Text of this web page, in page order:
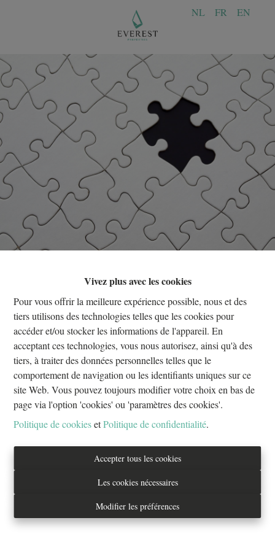
Vivez plus avec les cookies
Pour vous offrir la meilleure expérience possible, nous et des
tiers utilisons des technologies telles que les cookies pour
accéder et/ou stocker les informations de l'appareil. En
acceptant ces technologies, vous nous autorisez, ainsi qu'à des
tiers, à traiter des données personnelles telles que le
comportement de navigation ou les identifiants uniques sur ce
site Web. Vous pouvez toujours modifier votre choix en bas de
page via l'option 'cookies' ou 'paramètres des cookies'.
Politique de cookiesetPolitique de confidentialité.
Accepter tous les cookies
Les cookies nécessaires
Modifier les préférences
NL FR EN
Oups, cette page n'existe plus
À Vendre À Louer
Tél. : 02/733.70.70
Real estate